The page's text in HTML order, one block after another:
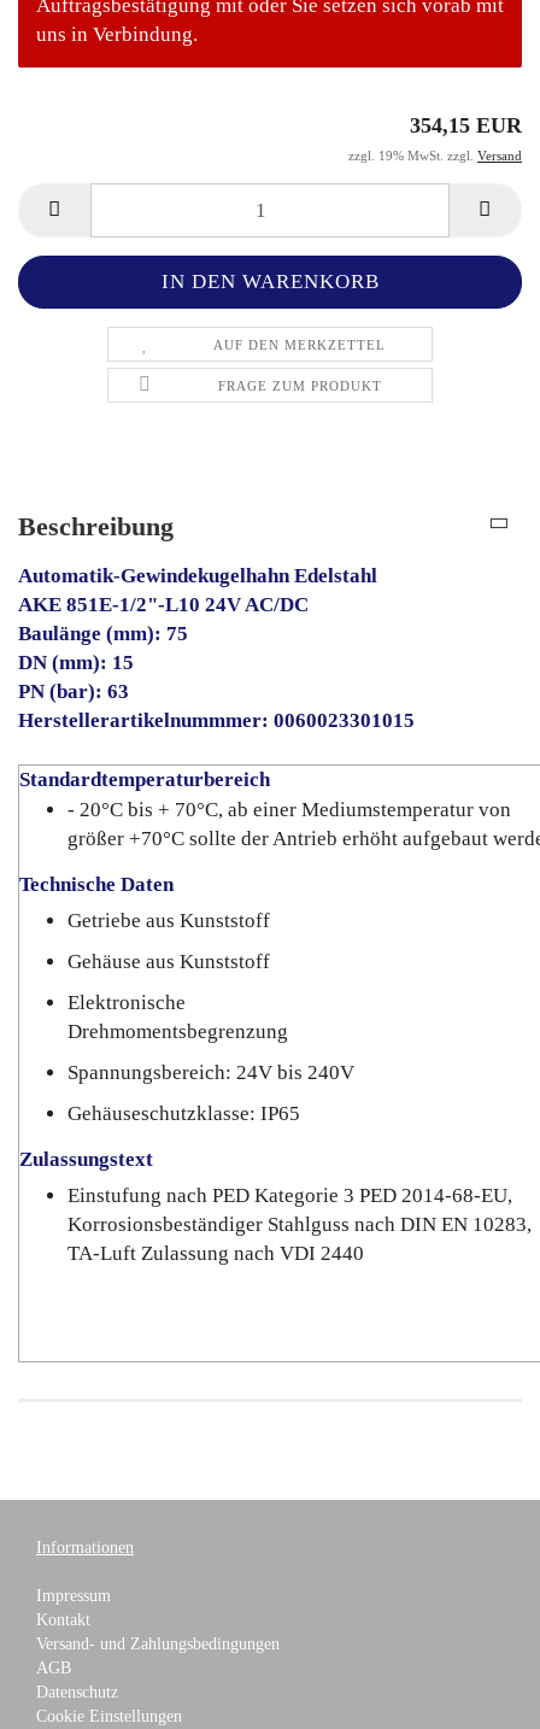
Auftragsbestätigung mit oder Sie setzen sich vorab mit
uns in Verbindung.
354,15 EUR
zzgl. 19% MwSt. zzgl. Versand
AUF DEN MERKZETTEL
FRAGE ZUM PRODUKT
Beschreibung
Automatik-Gewindekugelhahn Edelstahl
AKE 851E-1/2"-L10 24V AC/DC
Baulänge (mm): 75
DN (mm): 15
PN (bar): 63
Herstellerartikelnummmer: 0060023301015
Standardtemperaturbereich
- 20°C bis + 70°C, ab einer Mediumstemperatur von
größer +70°C sollte der Antrieb erhöht aufgebaut
Technische Daten
Getriebe aus Kunststoff
Gehäuse aus Kunststoff
Elektronische
Drehmomentsbegrenzung
Spannungsbereich: 24V bis 240V
Gehäuseschutzklasse: IP65
Zulassungstext
Einstufung nach PED Kategorie 3 PED 2014-68-EU,
Korrosionsbeständiger Stahlguss nach DIN EN 10283,
TA-Luft Zulassung nach VDI 2440
Informationen
Impressum
Kontakt
Versand- und Zahlungsbedingungen
AGB
Datenschutz
Cookie Einstellungen